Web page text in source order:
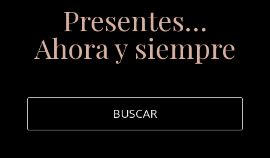
Presentes…
Ahora y siempre